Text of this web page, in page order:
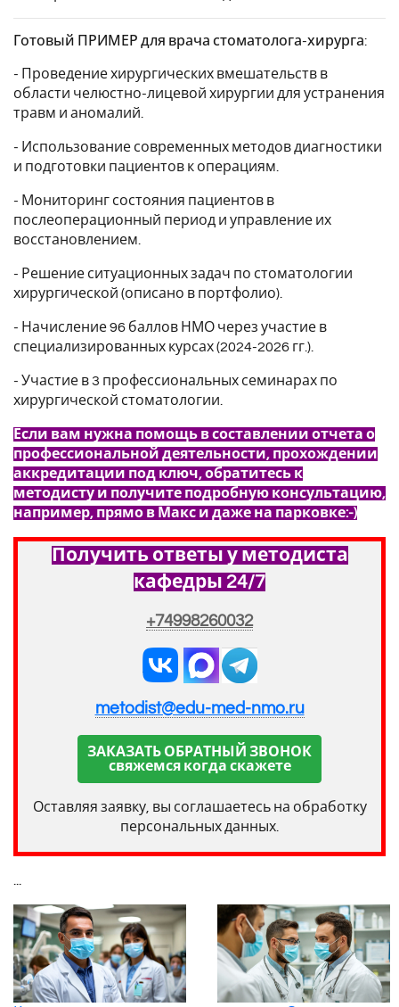
Готовый ПРИМЕР для врача стоматолога-хирурга:
- Проведение хирургических вмешательств в
области челюстно-лицевой хирургии для устранения
травм и аномалий.
- Использование современных методов диагностики
и подготовки пациентов к операциям.
- Мониторинг состояния пациентов в
послеоперационный период и управление их
восстановлением.
- Решение ситуационных задач по стоматологии
хирургической (описано в портфолио).
- Начисление 96 баллов НМО через участие в
специализированных курсах (2024-2026 гг.).
- Участие в 3 профессиональных семинарах по
хирургической стоматологии.
Если вам нужна помощь в составлении отчета о
профессиональной деятельности, прохождении
аккредитации под ключ, обратитесь к
методисту и получите подробную консультацию,
например, прямо в Макс и даже на парковке:-)
Получить ответы у методиста
кафедры 24/7
+74998260032
metodist@edu-med-nmo.ru
ЗАКАЗАТЬ ОБРАТНЫЙ ЗВОНОК
свяжемся когда скажете
Оставляя заявку, вы соглашаетесь на обработку
персональных данных.